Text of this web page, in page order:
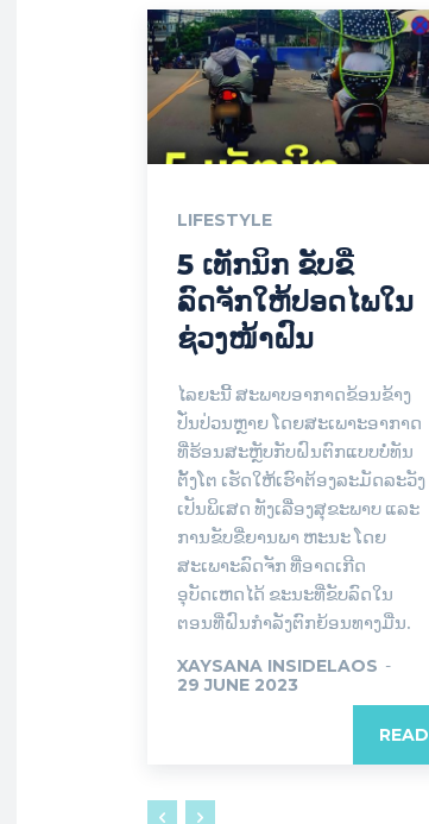
LIFESTYLE
5 ເທັກນິກ ຂັບຂີ່
ລົດຈັກໃຫ້ປອດໄພໃນ
ຊ່ວງໜ້າຝົນ
ໄລຍະນີ້ ສະພາບອາກາດຂ້ອນຂ້າງ
ປັ່ນປ່ວນຫຼາຍ ໂດຍສະເພາະອາກາດ
ທີ່ຮ້ອນສະຫຼັບກັບຝົນຕົກແບບບໍ່ທັນ
ຕັ້ງໂຕ ເຮັດໃຫ້ເຮົາຕ້ອງລະມັດລະວັງ
ເປັນພິເສດ ທັງເລື່ອງສຸຂະພາບ ແລະ
ການຂັບຂີ່ຍານພາ ຫະນະ ໂດຍ
ສະເພາະລົດຈັກ ທີ່ອາດເກີດ
ອຸບັດເຫດໄດ້ ຂະນະທີ່ຂັບລົດໃນ
ຕອນທີ່ຝົນກຳລັງຕົກຍ້ອນທາງມື່ນ.
XAYSANA INSIDELAOS -
29 JUNE 2023
READ